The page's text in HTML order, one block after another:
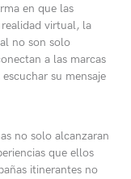
en que las
virtual, la
no son solo
a las marcas
su mensaje
no solo alcanzaran
que ellos
itinerantes no